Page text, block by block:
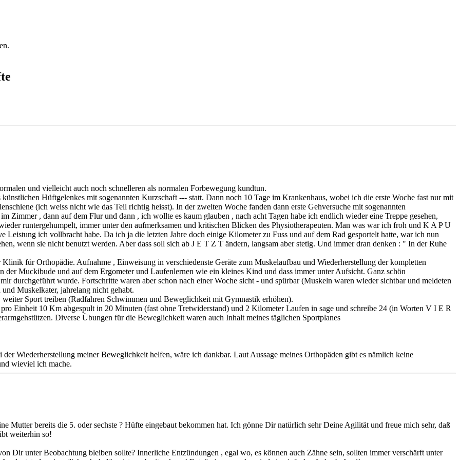
und vielleicht auch noch schnelleren als normalen Forbewegung kundtun.
Hüftgelenkes mit sogenannten Kurzschaft --- statt. Dann noch 10 Tage im Krankenhaus, wobei ich die erste Woche fast nur mit
(ich weiss nicht wie das Teil richtig heisst). In der zweiten Woche fanden dann erste Gehversuche mit sogenannten
Zimmer , dann auf dem Flur und dann , ich wollte es kaum glauben , nach acht Tagen habe ich endlich wieder eine Treppe gesehen,
runtergehumpelt, immer unter den aufmerksamen und kritischen Blicken des Physiotherapeuten. Man was war ich froh und K A P U
ich vollbracht habe. Da ich ja die letzten Jahre doch einige Kilometer zu Fuss und auf dem Rad gesportelt hatte, war ich nun
wenn sie nicht benutzt werden. Aber dass soll sich ab J E T Z T ändern, langsam aber stetig. Und immer dran denken : " In der Ruhe
für Orthopädie. Aufnahme , Einweisung in verschiedenste Geräte zum Muskelaufbau und Wiederherstellung der kompletten
Muckibude und auf dem Ergometer und Laufenlernen wie ein kleines Kind und dass immer unter Aufsicht. Ganz schön
durchgeführt wurde. Fortschritte waren aber schon nach einer Woche sicht - und spürbar (Muskeln waren wieder sichtbar und meldeten
Muskelkater, jahrelang nicht gehabt.
Sport treiben (Radfahren Schwimmen und Beweglichkeit mit Gymnastik erhöhen).
Einheit 10 Km abgespult in 20 Minuten (fast ohne Tretwiderstand) und 2 Kilometer Laufen in sage und schreibe 24 (in Worten V I E R
Diverse Übungen für die Beweglichkeit waren auch Inhalt meines täglichen Sportplanes
Wiederherstellung meiner Beweglichkeit helfen, wäre ich dankbar. Laut Aussage meines Orthopäden gibt es nämlich keine
wieviel ich mache.
Mutter bereits die 5. oder sechste ? Hüfte eingebaut bekommen hat. Ich gönne Dir natürlich sehr Deine Agilität und freue mich sehr, daß
weiterhin so!
Dir unter Beobachtung bleiben sollte? Innerliche Entzündungen , egal wo, es können auch Zähne sein, sollten immer verschärft unter